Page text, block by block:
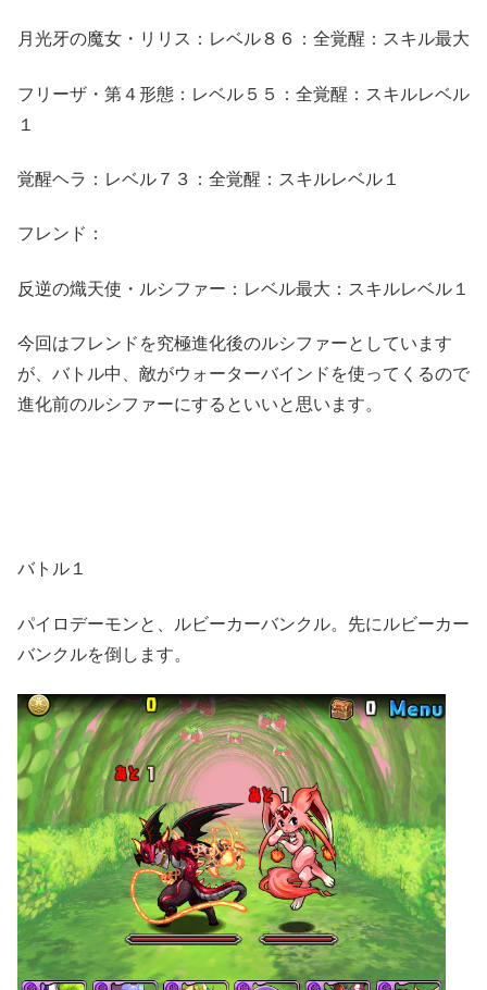
月光牙の魔女・リリス：レベル８６：全覚醒：スキル最大
フリーザ・第４形態：レベル５５：全覚醒：スキルレベル
１
覚醒ヘラ：レベル７３：全覚醒：スキルレベル１
フレンド：
反逆の熾天使・ルシファー：レベル最大：スキルレベル１
今回はフレンドを究極進化後のルシファーとしています
が、バトル中、敵がウォーターバインドを使ってくるので
進化前のルシファーにするといいと思います。
バトル１
パイロデーモンと、ルビーカーバンクル。先にルビーカー
バンクルを倒します。